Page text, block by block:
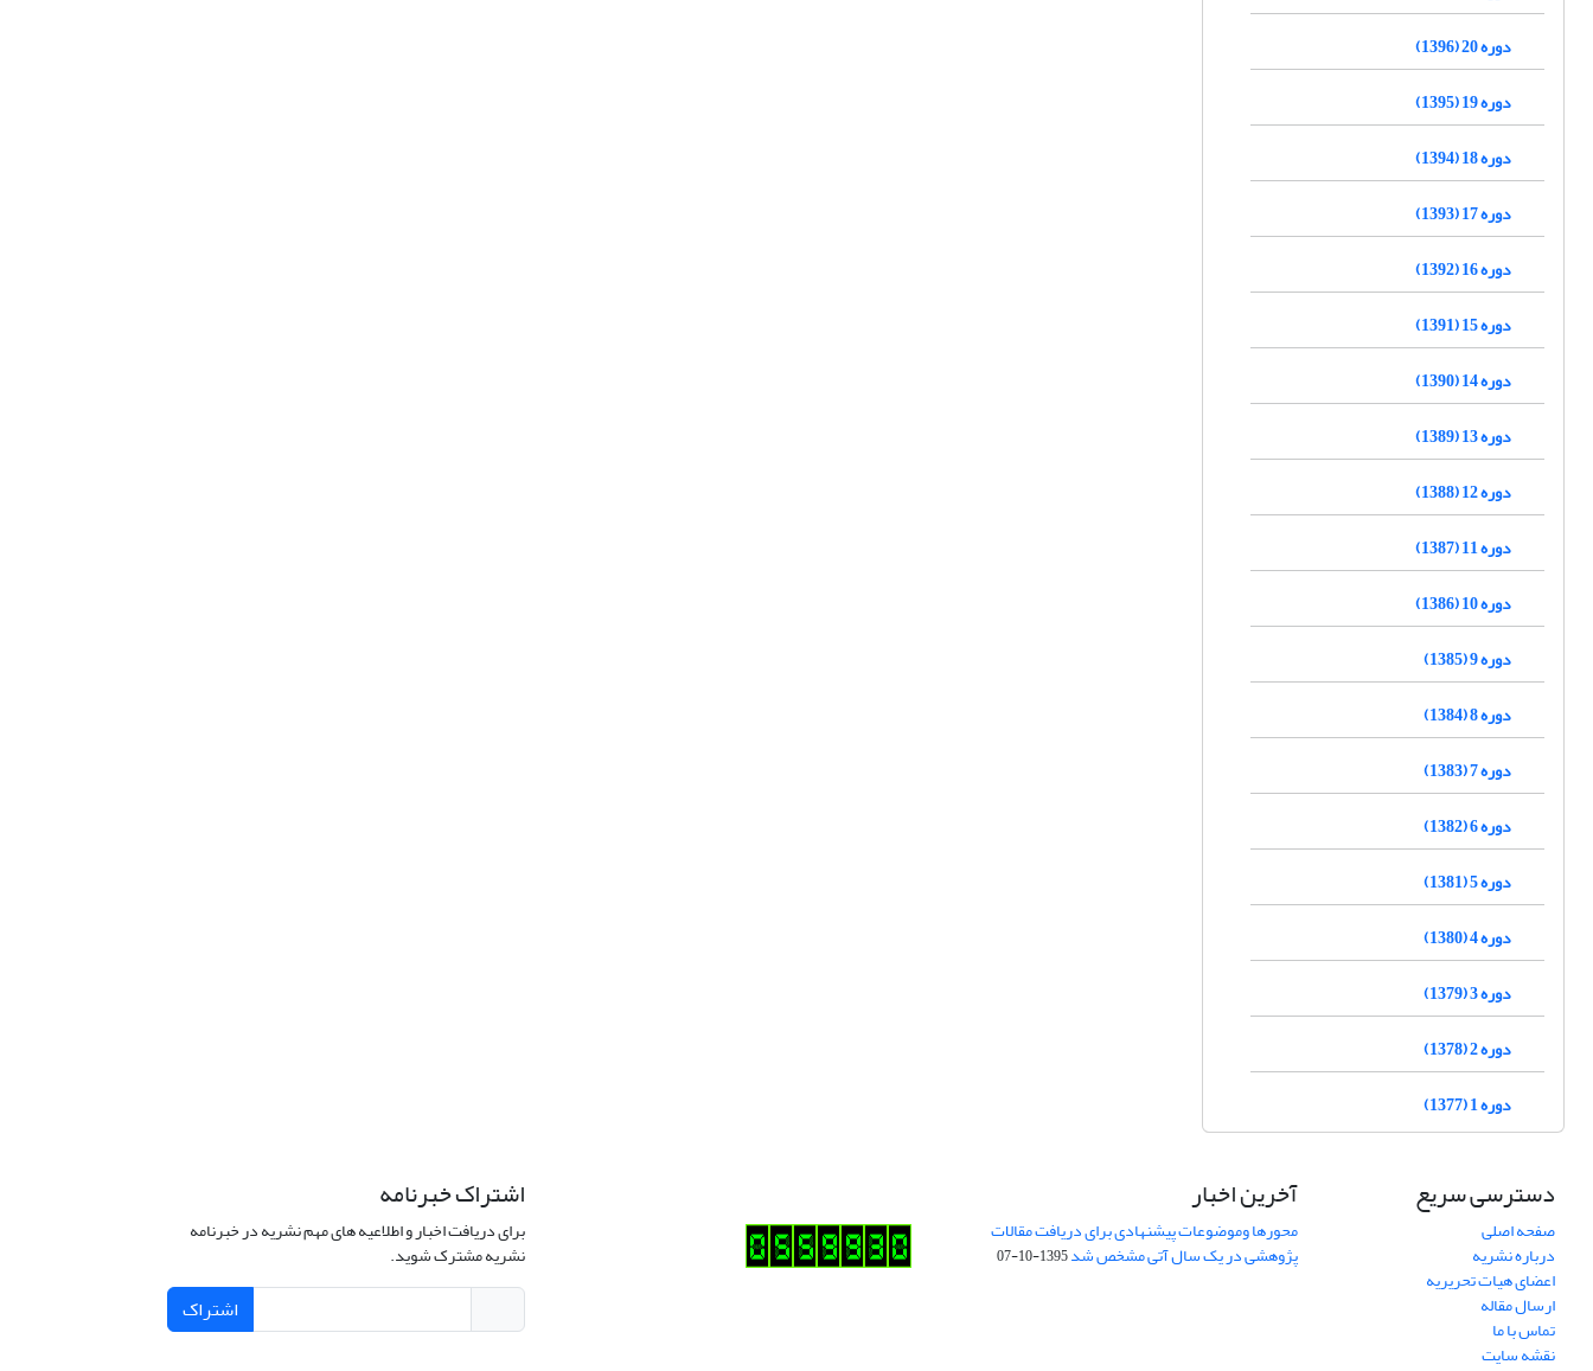
دوره 20 (1396)
دوره 19 (1395)
دوره 18 (1394)
دوره 17 (1393)
دوره 16 (1392)
دوره 15 (1391)
دوره 14 (1390)
دوره 13 (1389)
دوره 12 (1388)
دوره 11 (1387)
دوره 10 (1386)
دوره 9 (1385)
دوره 8 (1384)
دوره 7 (1383)
دوره 6 (1382)
دوره 5 (1381)
دوره 4 (1380)
دوره 3 (1379)
دوره 2 (1378)
دوره 1 (1377)
دسترسی سریع
صفحه اصلی
درباره نشریه
اعضای هیات تحریریه
ارسال مقاله
تماس با ما
نقشه سایت
آخرین اخبار
محورها وموضوعات پیشنهادی برای دریافت مقالات
پژوهشی در یک سال آتی مشخص شد1395-10-07
اشتراک خبرنامه
برای دریافت اخبار و اطلاعیه های مهم نشریه در خبرنامه
نشریه مشترک شوید.
اشتراک